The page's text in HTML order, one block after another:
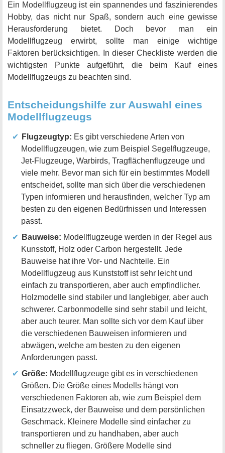
Ein Modellflugzeug ist ein spannendes und faszinierendes
Hobby, das nicht nur Spaß, sondern auch eine gewisse
Herausforderung bietet. Doch bevor man ein
Modellflugzeug erwirbt, sollte man einige wichtige
Faktoren berücksichtigen. In dieser Checkliste werden die
wichtigsten Punkte aufgeführt, die beim Kauf eines
Modellflugzeugs zu beachten sind.
Entscheidungshilfe zur Auswahl eines
Modellflugzeugs
Flugzeugtyp: Es gibt verschiedene Arten von
Modellflugzeugen, wie zum Beispiel Segelflugzeuge,
Jet-Flugzeuge, Warbirds, Tragflächenflugzeuge und
viele mehr. Bevor man sich für ein bestimmtes Modell
entscheidet, sollte man sich über die verschiedenen
Typen informieren und herausfinden, welcher Typ am
besten zu den eigenen Bedürfnissen und Interessen
passt.
Bauweise: Modellflugzeuge werden in der Regel aus
Kunsstoff, Holz oder Carbon hergestellt. Jede
Bauweise hat ihre Vor- und Nachteile. Ein
Modellflugzeug aus Kunststoff ist sehr leicht und
einfach zu transportieren, aber auch empfindlicher.
Holzmodelle sind stabiler und langlebiger, aber auch
schwerer. Carbonmodelle sind sehr stabil und leicht,
aber auch teurer. Man sollte sich vor dem Kauf über
die verschiedenen Bauweisen informieren und
abwägen, welche am besten zu den eigenen
Anforderungen passt.
Größe: Modellflugzeuge gibt es in verschiedenen
Größen. Die Größe eines Modells hängt von
verschiedenen Faktoren ab, wie zum Beispiel dem
Einsatzzweck, der Bauweise und dem persönlichen
Geschmack. Kleinere Modelle sind einfacher zu
transportieren und zu handhaben, aber auch
schneller zu fliegen. Größere Modelle sind